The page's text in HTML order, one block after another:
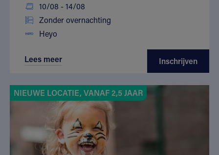
10/08 - 14/08
Zonder overnachting
Heyo
Lees meer Inschrijven
NIEUWE LOCATIE, VANAF 2,5 JAAR